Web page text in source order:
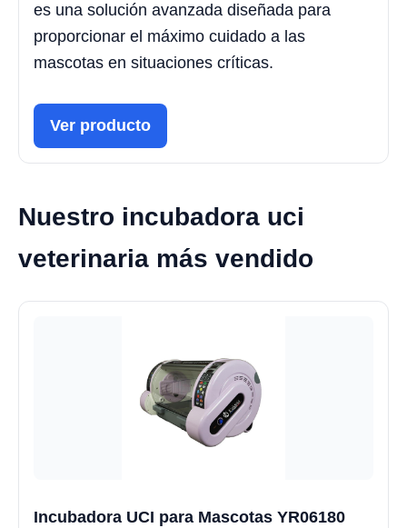
es una solución avanzada diseñada para
proporcionar el máximo cuidado a las
mascotas en situaciones críticas.
Ver producto
Nuestro incubadora uci
veterinaria más vendido
Incubadora UCI para Mascotas YR06180